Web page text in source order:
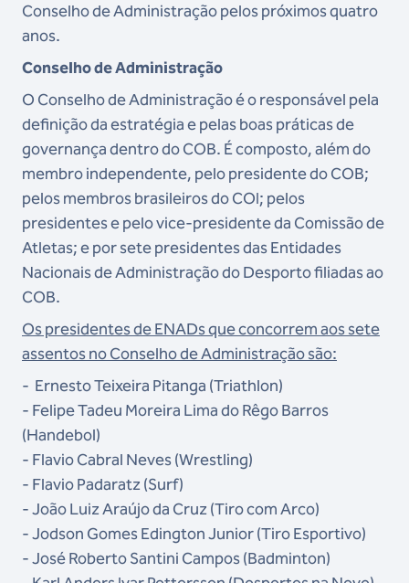
Conselho de Administração pelos próximos quatro
anos.
Conselho de Administração
O Conselho de Administração é o responsável pela
definição da estratégia e pelas boas práticas de
governança dentro do COB. É composto, além do
membro independente, pelo presidente do COB;
pelos membros brasileiros do COI; pelos
presidentes e pelo vice-presidente da Comissão de
Atletas; e por sete presidentes das Entidades
Nacionais de Administração do Desporto filiadas ao
COB.
Os presidentes de ENADs que concorrem aos sete
assentos no Conselho de Administração são:
- ⁠⁠Ernesto Teixeira Pitanga (Triathlon)
-⁠ ⁠Felipe Tadeu Moreira Lima do Rêgo Barros
(Handebol)
-⁠ ⁠Flavio Cabral Neves (Wrestling)
-⁠ ⁠Flavio Padaratz (Surf)
-⁠ ⁠João Luiz Araújo da Cruz (Tiro com Arco)
-⁠ ⁠Jodson Gomes Edington Junior (Tiro Esportivo)
-⁠ ⁠José Roberto Santini Campos (Badminton)